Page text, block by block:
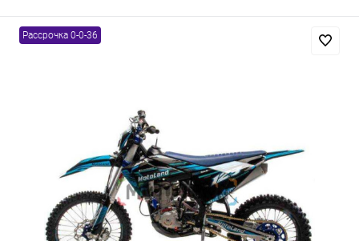
Рассрочка 0-0-36